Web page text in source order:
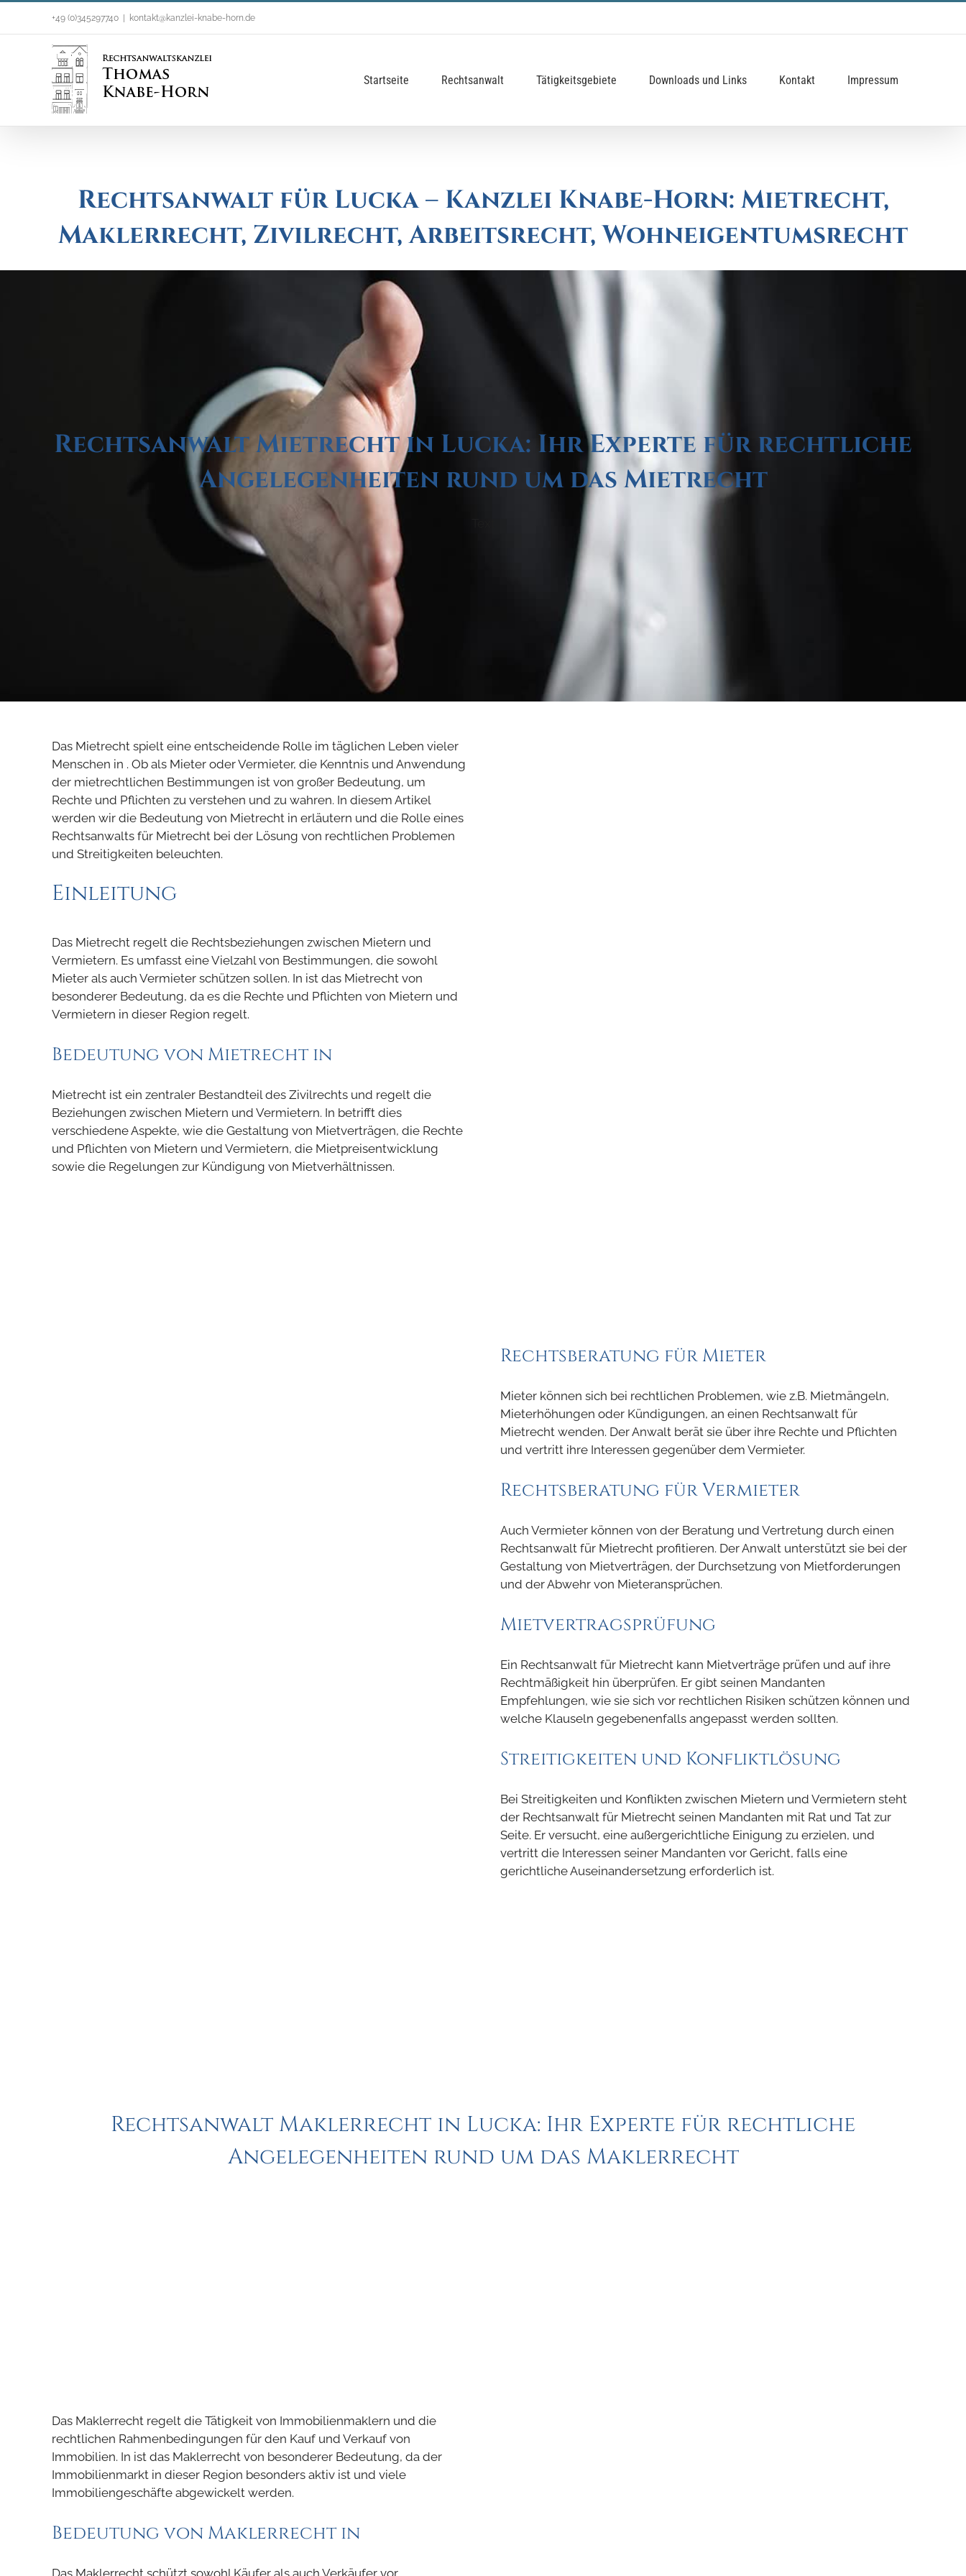
+49 (0)345297740 kontakt@kanzlei-knabe-horn.de
Startseite Rechtsanwalt Tätigkeitsgebiete Downloads und Links Kontakt Impressum
Rechtsanwalt für Lucka – Kanzlei Knabe-Horn: Mietrecht,
Maklerrecht, Zivilrecht, Arbeitsrecht, Wohneigentumsrecht
Rechtsanwalt Mietrecht in Lucka: Ihr Experte für rechtliche
Angelegenheiten rund um das Mietrecht
Das Mietrecht spielt eine entscheidende Rolle im täglichen Leben vieler
Menschen in . Ob als Mieter oder Vermieter, die Kenntnis und Anwendung
der mietrechtlichen Bestimmungen ist von großer Bedeutung, um
Rechte und Pflichten zu verstehen und zu wahren. In diesem Artikel
werden wir die Bedeutung von Mietrecht in erläutern und die Rolle eines
Rechtsanwalts für Mietrecht bei der Lösung von rechtlichen Problemen
und Streitigkeiten beleuchten.
Einleitung
Das Mietrecht regelt die Rechtsbeziehungen zwischen Mietern und
Vermietern. Es umfasst eine Vielzahl von Bestimmungen, die sowohl
Mieter als auch Vermieter schützen sollen. In ist das Mietrecht von
besonderer Bedeutung, da es die Rechte und Pflichten von Mietern und
Vermietern in dieser Region regelt.
Bedeutung von Mietrecht in
Mietrecht ist ein zentraler Bestandteil des Zivilrechts und regelt die
Beziehungen zwischen Mietern und Vermietern. In betrifft dies
verschiedene Aspekte, wie die Gestaltung von Mietverträgen, die Rechte
und Pflichten von Mietern und Vermietern, die Mietpreisentwicklung
sowie die Regelungen zur Kündigung von Mietverhältnissen.
Rechtsberatung für Mieter
Mieter können sich bei rechtlichen Problemen, wie z.B. Mietmängeln,
Mieterhöhungen oder Kündigungen, an einen Rechtsanwalt für
Mietrecht wenden. Der Anwalt berät sie über ihre Rechte und Pflichten
und vertritt ihre Interessen gegenüber dem Vermieter.
Rechtsberatung für Vermieter
Auch Vermieter können von der Beratung und Vertretung durch einen
Rechtsanwalt für Mietrecht profitieren. Der Anwalt unterstützt sie bei der
Gestaltung von Mietverträgen, der Durchsetzung von Mietforderungen
und der Abwehr von Mieteransprüchen.
Mietvertragsprüfung
Ein Rechtsanwalt für Mietrecht kann Mietverträge prüfen und auf ihre
Rechtmäßigkeit hin überprüfen. Er gibt seinen Mandanten
Empfehlungen, wie sie sich vor rechtlichen Risiken schützen können und
welche Klauseln gegebenenfalls angepasst werden sollten.
Streitigkeiten und Konfliktlösung
Bei Streitigkeiten und Konflikten zwischen Mietern und Vermietern steht
der Rechtsanwalt für Mietrecht seinen Mandanten mit Rat und Tat zur
Seite. Er versucht, eine außergerichtliche Einigung zu erzielen, und
vertritt die Interessen seiner Mandanten vor Gericht, falls eine
gerichtliche Auseinandersetzung erforderlich ist.
Rechtsanwalt Maklerrecht in Lucka: Ihr Experte für rechtliche
Angelegenheiten rund um das Maklerrecht
Das Maklerrecht regelt die Tätigkeit von Immobilienmaklern und die
rechtlichen Rahmenbedingungen für den Kauf und Verkauf von
Immobilien. In ist das Maklerrecht von besonderer Bedeutung, da der
Immobilienmarkt in dieser Region besonders aktiv ist und viele
Immobiliengeschäfte abgewickelt werden.
Bedeutung von Maklerrecht in
Das Maklerrecht schützt sowohl Käufer als auch Verkäufer vor